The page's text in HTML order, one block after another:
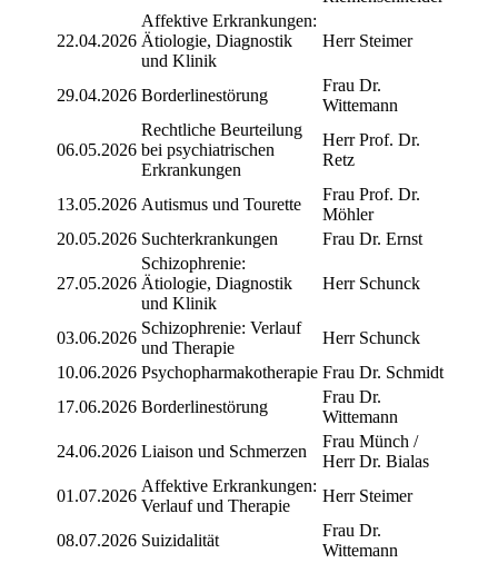
22.04.2026
Affektive Erkrankungen:
Ätiologie, Diagnostik
und Klinik
Herr Steimer
29.04.2026 Borderlinestörung
Frau Dr.
Wittemann
06.05.2026
Rechtliche Beurteilung
bei psychiatrischen
Erkrankungen
Herr Prof. Dr.
Retz
13.05.2026 Autismus und Tourette
Frau Prof. Dr.
Möhler
20.05.2026 Suchterkrankungen Frau Dr. Ernst
27.05.2026
Schizophrenie:
Ätiologie, Diagnostik
und Klinik
Herr Schunck
03.06.2026
Schizophrenie: Verlauf
und Therapie
Herr Schunck
10.06.2026 Psychopharmakotherapie Frau Dr. Schmidt
17.06.2026 Borderlinestörung
Frau Dr.
Wittemann
24.06.2026 Liaison und Schmerzen
Frau Münch /
Herr Dr. Bialas
01.07.2026
Affektive Erkrankungen:
Verlauf und Therapie
Herr Steimer
08.07.2026 Suizidalität
Frau Dr.
Wittemann